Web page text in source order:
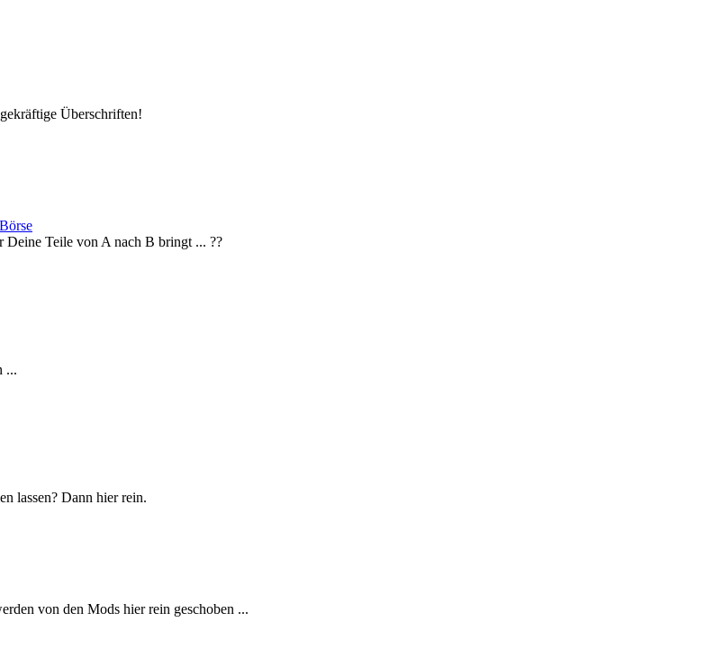
Überschriften!
Deine Teile von A nach B bringt ... ??
...
lassen? Dann hier rein.
von den Mods hier rein geschoben ...